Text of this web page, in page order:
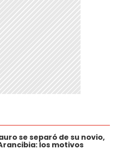
se separó de su novio,
los motivos